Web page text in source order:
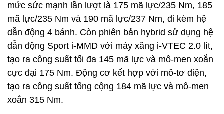
mức sức mạnh lần lượt là 175 mã lực/235 Nm, 185
mã lực/235 Nm và 190 mã lực/237 Nm, đi kèm hệ
dẫn động 4 bánh. Còn phiên bản hybrid sử dụng hệ
dẫn động Sport i-MMD với máy xăng i-VTEC 2.0 lít,
tạo ra công suất tối đa 145 mã lực và mô-men xoắn
cực đại 175 Nm. Động cơ kết hợp với mô-tơ điện,
tạo ra công suất tổng cộng 184 mã lực và mô-men
xoắn 315 Nm.